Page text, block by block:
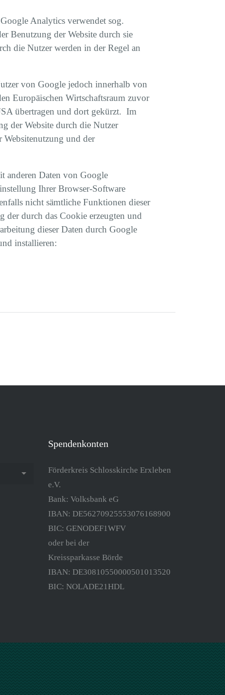
Analytics verwendet sog.
Benutzung der Website durch sie
die Nutzer werden in der Regel an
von Google jedoch innerhalb von
Europäischen Wirtschaftsraum zuvor
übertragen und dort gekürzt. Im
der Website durch die Nutzer
Websitenutzung und der
anderen Daten von Google
Ihrer Browser-Software
nicht sämtliche Funktionen dieser
der durch das Cookie erzeugten und
dieser Daten durch Google
installieren:
Spendenkonten
Förderkreis Schlosskirche Erxleben
e.V.
Bank: Volksbank eG
IBAN: DE56270925553076168900
BIC: GENODEF1WFV
oder bei der
Kreissparkasse Börde
IBAN: DE30810550000501013520
BIC: NOLADE21HDL